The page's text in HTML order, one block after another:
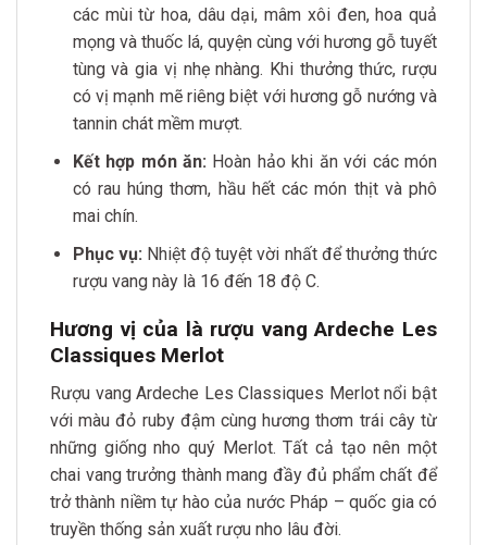
các mùi từ hoa, dâu dại, mâm xôi đen, hoa quả
mọng và thuốc lá, quyện cùng với hương gỗ tuyết
tùng và gia vị nhẹ nhàng. Khi thưởng thức, rượu
có vị mạnh mẽ riêng biệt với hương gỗ nướng và
tannin chát mềm mượt.
Kết hợp món ăn: Hoàn hảo khi ăn với các món
có rau húng thơm, hầu hết các món thịt và phô
mai chín.
Phục vụ: Nhiệt độ tuyệt vời nhất để thưởng thức
rượu vang này là 16 đến 18 độ C.
Hương vị của là rượu vang Ardeche Les
Classiques Merlot
Rượu vang Ardeche Les Classiques Merlot nổi bật
với màu đỏ ruby đậm cùng hương thơm trái cây từ
những giống nho quý Merlot. Tất cả tạo nên một
chai vang trưởng thành mang đầy đủ phẩm chất để
trở thành niềm tự hào của nước Pháp – quốc gia có
truyền thống sản xuất rượu nho lâu đời.